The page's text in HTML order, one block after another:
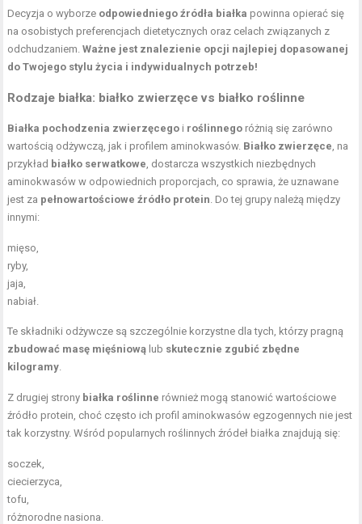
Decyzja o wyborze odpowiedniego źródła białka powinna opierać się
na osobistych preferencjach dietetycznych oraz celach związanych z
odchudzaniem.Ważne jest znalezienie opcji najlepiej dopasowanej
do Twojego stylu życia i indywidualnych potrzeb!
Rodzaje białka: białko zwierzęce vs białko roślinne
Białka pochodzenia zwierzęcego i roślinnego różnią się zarówno
wartością odżywczą, jak i profilem aminokwasów. Białko zwierzęce , na
przykład białko serwatkowe , dostarcza wszystkich niezbędnych
aminokwasów w odpowiednich proporcjach, co sprawia, że uznawane
jest za pełnowartościowe źródło protein . Do tej grupy należą między
innymi:
mięso,
ryby,
jaja,
nabiał.
Te składniki odżywcze są szczególnie korzystne dla tych, którzy pragną
zbudować masę mięśniową lub skutecznie zgubić zbędne
kilogramy
Z drugiej strony białka roślinne również mogą stanowić wartościowe
źródło protein, choć często ich profil aminokwasów egzogennych nie jest
tak korzystny. Wśród popularnych roślinnych źródeł białka znajdują się:
soczek,
ciecierzyca,
tofu,
różnorodne nasiona.